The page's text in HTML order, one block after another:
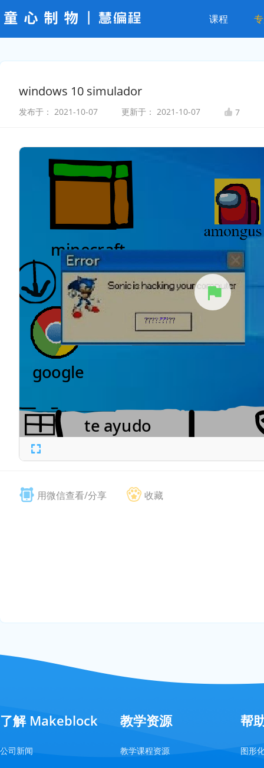
课程
windows 10 simulador
发布于： 2021-10-07 更新于： 2021-10-07 7
用微信查看/分享 收藏
了解 Makeblock
公司新闻
教学资源
教学课程资源
帮
图形